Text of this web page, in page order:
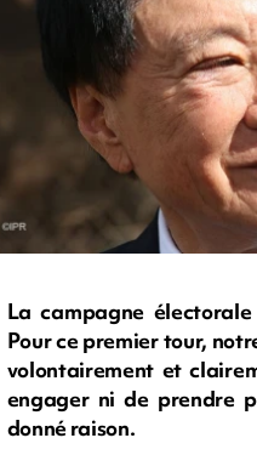
La campagne
Pour ce premier tour,
volontairement et
engager ni de prendre
donné raison.